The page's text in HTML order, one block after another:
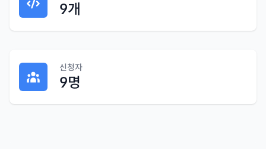
9개
신청자
9명